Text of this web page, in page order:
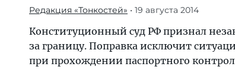
Редакция «Тонкостей» • 19 августа 2014
Конституционный суд РФ признал
за границу. Поправка исключит
при прохождении паспортного